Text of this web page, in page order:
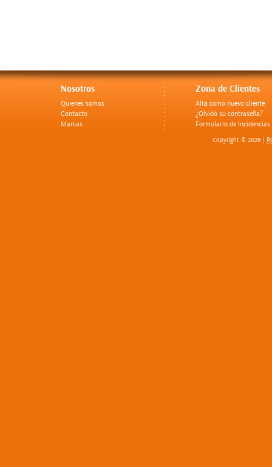
Nosotros
Quienes somos
Contacto
Marcas
Zona de Clientes
Alta como nuevo cliente
¿Olvidó su contraseña?
Formulario de Incidencias
Copyright © 2026 |